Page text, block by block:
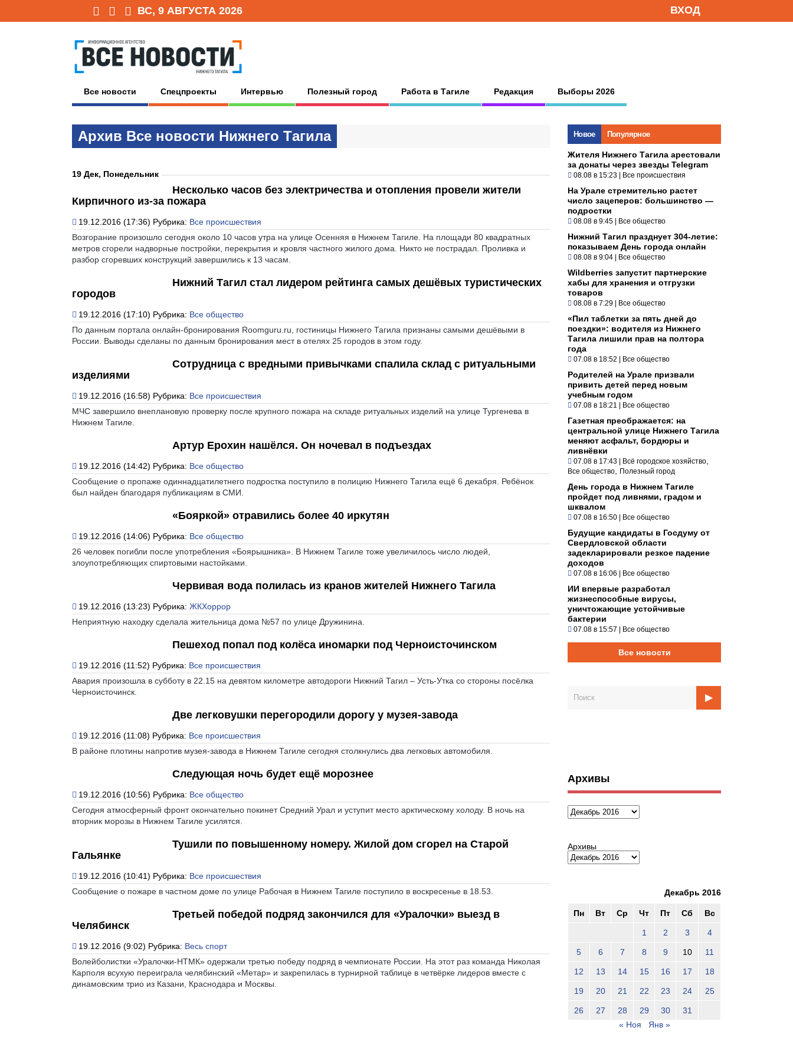
ВС, 9 АВГУСТА 2026 ВХОД
Все новости Спецпроекты Интервью Полезный город Работа в Тагиле Редакция Выборы 2026
Архив Всe нoвoсти Нижнегo Тaгилa
19 Дек, Понедельник
Несколько часов без электричества и отопления провели жители
Кирпичного из-за пожара
19.12.2016 (17:36) Рубрика: Все происшествия
Возгорание произошло сегодня около 10 часов утра на улице Осенняя в Нижнем Тагиле. На площади 80 квадратных
метров сгорели надворные постройки, перекрытия и кровля частного жилого дома. Никто не пострадал. Проливка и
разбор сгоревших конструкций завершились к 13 часам.
Нижний Тагил стал лидером рейтинга самых дешёвых туристических
городов
19.12.2016 (17:10) Рубрика: Все общество
По данным портала онлайн-бронирования Roomguru.ru, гостиницы Нижнего Тагила признаны самыми дешёвыми в
России. Выводы сделаны по данным бронирования мест в отелях 25 городов в этом году.
Сотрудница с вредными привычками спалила склад с ритуальными
изделиями
19.12.2016 (16:58) Рубрика: Все происшествия
МЧС завершило внеплановую проверку после крупного пожара на складе ритуальных изделий на улице Тургенева в
Нижнем Тагиле.
Артур Ерохин нашёлся. Он ночевал в подъездах
19.12.2016 (14:42) Рубрика: Все общество
Сообщение о пропаже одиннадцатилетнего подростка поступило в полицию Нижнего Тагила ещё 6 декабря. Ребёнок
был найден благодаря публикациям в СМИ.
«Бояркой» отравились более 40 иркутян
19.12.2016 (14:06) Рубрика: Все общество
26 человек погибли после употребления «Боярышника». В Нижнем Тагиле тоже увеличилось число людей,
злоупотребляющих спиртовыми настойками.
Червивая вода полилась из кранов жителей Нижнего Тагила
19.12.2016 (13:23) Рубрика: ЖКХоррор
Неприятную находку сделала жительница дома №57 по улице Дружинина.
Пешеход попал под колёса иномарки под Черноисточинском
19.12.2016 (11:52) Рубрика: Все происшествия
Авария произошла в субботу в 22.15 на девятом километре автодороги Нижний Тагил – Усть-Утка со стороны посёлка
Черноисточинск.
Две легковушки перегородили дорогу у музея-завода
19.12.2016 (11:08) Рубрика: Все происшествия
В районе плотины напротив музея-завода в Нижнем Тагиле сегодня столкнулись два легковых автомобиля.
Следующая ночь будет ещё морознее
19.12.2016 (10:56) Рубрика: Все общество
Сегодня атмосферный фронт окончательно покинет Средний Урал и уступит место арктическому холоду. В ночь на
вторник морозы в Нижнем Тагиле усилятся.
Тушили по повышенному номеру. Жилой дом сгорел на Старой
Гальянке
19.12.2016 (10:41) Рубрика: Все происшествия
Сообщение о пожаре в частном доме по улице Рабочая в Нижнем Тагиле поступило в воскресенье в 18.53.
Третьей победой подряд закончился для «Уралочки» выезд в
Челябинск
19.12.2016 (9:02) Рубрика: Весь спорт
Волейболистки «Уралочки-НТМК» одержали третью победу подряд в чемпионате России. На этот раз команда Николая
Карполя всухую переиграла челябинский «Метар» и закрепилась в турнирной таблице в четвёрке лидеров вместе с
динамовским трио из Казани, Краснодара и Москвы.
Новое Популярное
Жителя Нижнего Тагила арестовали
за донаты через звезды Telegram
08.08 в 15:23 | Все происшествия
На Урале стремительно растет
число зацеперов: большинство —
подростки
08.08 в 9:45 | Все общество
Нижний Тагил празднует 304-летие:
показываем День города онлайн
08.08 в 9:04 | Все общество
Wildberries запустит партнерские
хабы для хранения и отгрузки
товаров
08.08 в 7:29 | Все общество
«Пил таблетки за пять дней до
поездки»: водителя из Нижнего
Тагила лишили прав на полтора
года
07.08 в 18:52 | Все общество
Родителей на Урале призвали
привить детей перед новым
учебным годом
07.08 в 18:21 | Все общество
Газетная преображается: на
центральной улице Нижнего Тагила
меняют асфальт, бордюры и
ливнёвки
07.08 в 17:43 | Всё городское хозяйство
Все общество Полезный город
День города в Нижнем Тагиле
пройдет под ливнями, градом и
шквалом
07.08 в 16:50 | Все общество
Будущие кандидаты в Госдуму от
Свердловской области
задекларировали резкое падение
доходов
07.08 в 16:06 | Все общество
ИИ впервые разработал
жизнеспособные вирусы,
уничтожающие устойчивые
бактерии
07.08 в 15:57 | Все общество
Все новости
Архивы
Архивы
Архивы
Декабрь 2016
Пн Вт Ср Чт Пт Сб Вс
1 2 3 4
5 6 7 8 9 10 11
12 13 14 15 16 17 18
19 20 21 22 23 24 25
26 27 28 29 30
31
« Ноя
Янв »